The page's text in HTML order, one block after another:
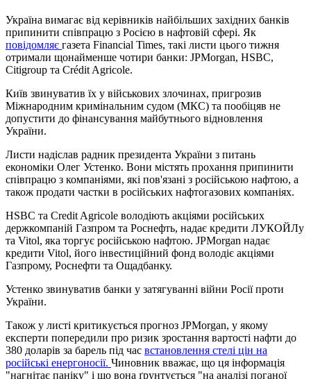
Україна вимагає від керівників найбільших західних банків
припинити співпрацю з Росією в нафтовій сфері. Як
повідомляє газета Financial Times, такі листи цього тижня
отримали щонайменше чотири банки: JPMorgan, HSBC,
Citigroup та Crédit Agricole.
Київ звинуватив їх у військових злочинах, пригрозив
Міжнародним кримінальним судом (МКС) та пообіцяв не
допустити до фінансування майбутнього відновлення
України.
Листи надіслав радник президента України з питань
економіки Олег Устенко. Вони містять прохання припинити
співпрацю з компаніями, які пов'язані з російською нафтою, а
також продати частки в російських нафтогазових компаніях.
HSBC та Credit Agricole володіють акціями російських
держкомпаній Газпром та Роснефть, надає кредити ЛУКОЙЛу
та Vitol, яка торгує російською нафтою. JPMorgan надає
кредити Vitol, його інвестиційний фонд володіє акціями
Газпрому, Роснефти та Ощадбанку.
Устенко звинуватив банки у затягуванні війни Росії проти
України.
Також у листі критикується прогноз JPMorgan, у якому
експерти попередили про ризик зростання вартості нафти до
380 доларів за барель під час встановлення стелі цін на
російські енергоносії. Чиновник вважає, що ця інформація
"нагнітає паніку" і що вона ґрунтується "на аналізі поганої